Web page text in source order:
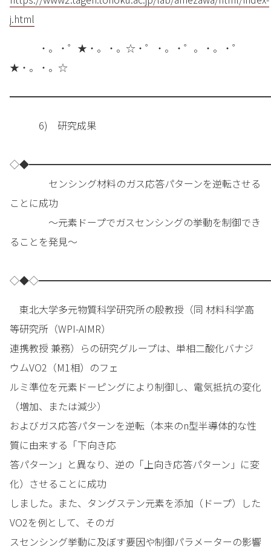
j.html
・。・゜★・。・。☆・゜・。・゜。・。・゜
★・。・。☆
6) 研究成果
センシング材料のガス応答パターンを逆転させる
ことに成功
～元素ドープでガスセンシングの挙動を制御でき
ることを発見～
東北大学多元物質科学研究所の殷教授（同 材料科学高
等研究所（WPI-AIMR）
連携教授 兼務）らの研究グループは、単相二酸化バナジ
ウムVO2（M1相）のフェ
ルミ準位を元素ドーピングにより制御し、電気抵抗の変化
（増加、または減少）
およびガス応答パターンを逆転（本来のn型半導体的な性
質に由来する「下向き応
答パターン」と異なり、逆の「上向き応答パターン」に変
化）させることに成功
しました。また、タングステン元素を添加（ドープ）した
VO2を例として、そのガ
スセンシング挙動に及ぼす要因や制御パラメーターの影響